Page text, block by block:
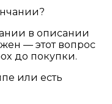
в описании
— этот вопрос
до покупки.
или есть